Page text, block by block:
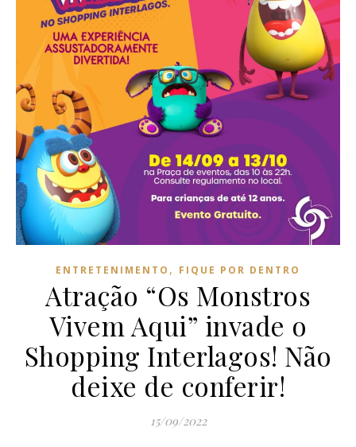
ENTRETENIMENTO , FIQUE POR DENTRO
Atração “Os Monstros
Vivem Aqui” invade o
Shopping Interlagos! Não
deixe de conferir!
15/09/2022